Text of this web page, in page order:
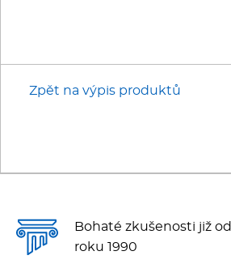
Zpět na výpis produktů
Bohaté zkušenosti již od
roku 1990